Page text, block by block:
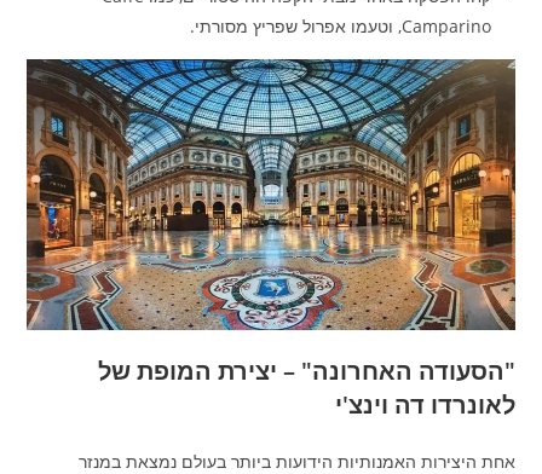
Camparino, וטעמו אפרול שפריץ מסורתי.
"הסעודה האחרונה" – יצירת המופת של
לאונרדו דה וינצ'י
אחת היצירות האמנותיות הידועות ביותר בעולם נמצאת במנזר